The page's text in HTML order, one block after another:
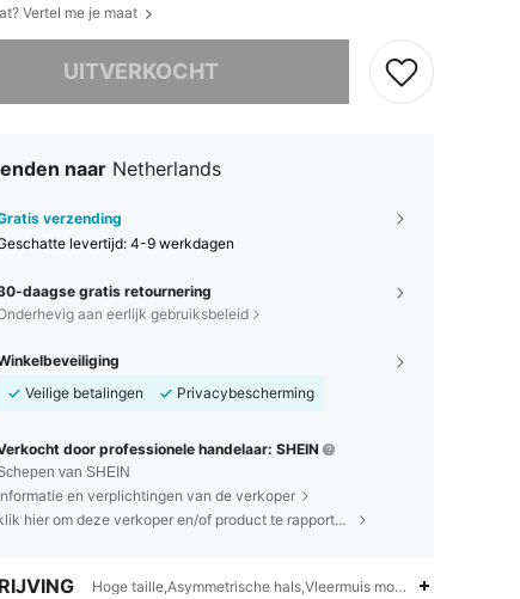
Vertel me je maat
UITVERKOCHT
is uitverkocht.
naar Netherlands
verzending
levertijd:4-9 werkdagen
daagse gratis retournering
aan eerlijk gebruiksbeleid
Veilige betalingen
Privacybescherming
door professionele handelaar: SHEIN
van SHEIN
en verplichtingen van de verkoper
klik hier om deze verkoper en/of product te rapporteren.
Hoge taille,Asymmetrische hals,Vleermuis mouw